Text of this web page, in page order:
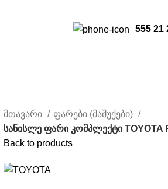
555 21
მთავარი
ფარები (მაშუქები)
სანისლე ფარი კომპლექტი TOYOTA
Back to products